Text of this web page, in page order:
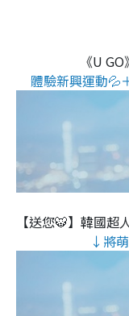
《U
體驗新興運動💦
【送您🐯】韓國超
↓將